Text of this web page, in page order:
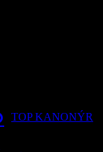
TOP KANONÝR